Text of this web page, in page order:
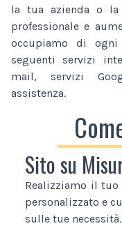
la tua azienda o
professionale e
occupiamo di
seguenti servizi
mail, servizi
assistenza.
Sito su
Realizziamo il tuo
personalizzato e
sulle tue necessità.